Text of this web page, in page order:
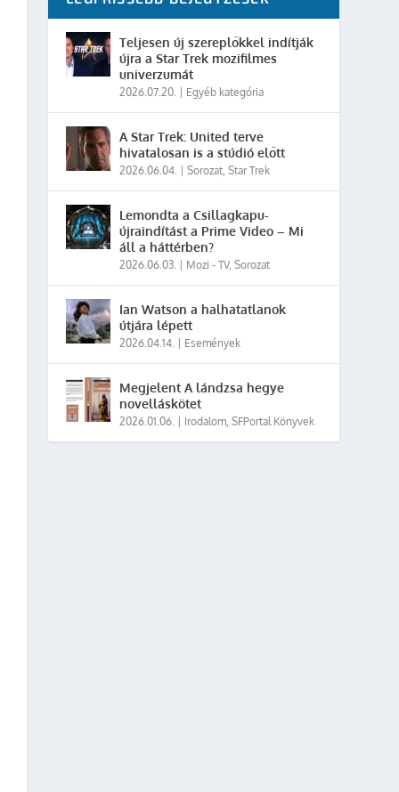
Teljesen új szereplőkkel indítják
újra a Star Trek mozifilmes
univerzumát
2026.07.20. Egyéb kategória
A Star Trek: United terve
hivatalosan is a stúdió előtt
2026.06.04. |Sorozat,Star Trek
Lemondta a Csillagkapu-
újraindítást a Prime Video – Mi
áll a háttérben?
2026.06.03. Mozi - TV,Sorozat
Ian Watson a halhatatlanok
útjára lépett
2026.04.14. Események
Megjelent A lándzsa hegye
novelláskötet
2026.01.06. Irodalom,SFPortal Könyvek